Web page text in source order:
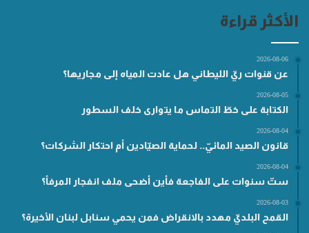
الأكثر قراءة
2026-08-06
عن قنوات ريّ الليطاني هل عادت المياه إلى مجاريها؟
2026-08-05
الكتابة على خطّ التماس ما يتوارى خلف السطور
2026-08-04
قانون الصيد المائيّ.. لحماية الصيّادين أم احتكار الشركات؟
2026-08-04
ستّ سنوات على الفاجعة فأين أضحى ملف انفجار المرفأ؟
2026-08-03
القمح البلديّ مهدد بالانقراض فمن يحمي سنابل لبنان الأخيرة؟